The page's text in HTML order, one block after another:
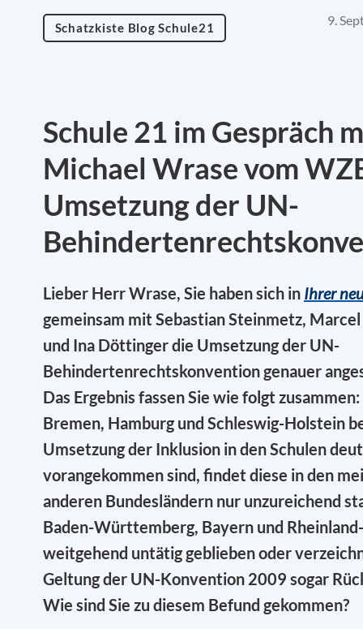
Schatzkiste Blog Schule21 9.
Schule 21 im Gespräch
Michael Wrase vom
Umsetzung der UN-
Lieber Herr Wrase, Sie haben sich in Ihrer
gemeinsam mit Sebastian Steinmetz,
und Ina Döttinger die Umsetzungder UN-
Behindertenrechtskonvention genauer
Das Ergebnis fassen Sie wie folgt
Bremen, Hamburg und Schleswig-Holstein
Umsetzung der Inklusion in den Schulen
vorangekommen sind, findet diese in den
anderen Bundesländern nur unzureichend
Baden-Württemberg, Bayern und
weitgehend untätig geblieben oder
Geltung der UN-Konvention 2009 sogar
Wie sind Sie zu diesem Befund gekommen?